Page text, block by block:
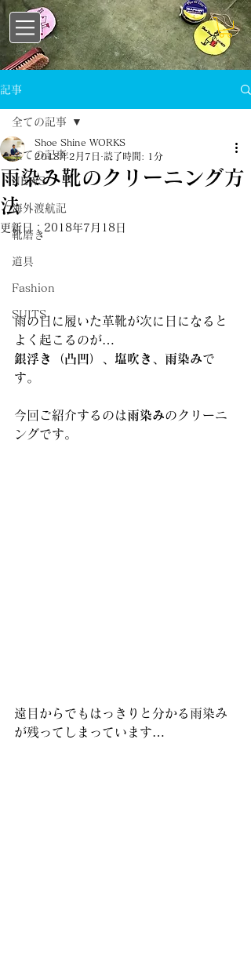
記事
全ての記事
NEWS
海外渡航記
靴磨き
道具
Fashion
SUITS
全ての記事
雨染み靴のクリーニング方
法
Shoe Shine WORKS
2018年2月7日 読了時間: 1分
更新日： 2018年7月18日
雨の日に履いた革靴が次に日になると
よく起こるのが…
銀浮き（凸凹）、塩吹き、雨染みで
す。
今回ご紹介するのは雨染みのクリーニ
ングです。
遠目からでもはっきりと分かる雨染み
が残ってしまっています…